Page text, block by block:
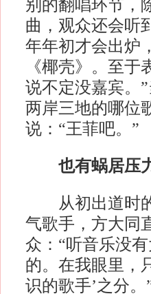
别的翻唱环节，
曲，观众还会听
年年初才会出炉
《椰壳》。至
说不定没嘉宾。
两岸三地的哪位
说：“王菲吧。”
也有蜗居压
从初出道时的
气歌手，方大同
众：“听音乐没
的。在我眼里，
识的歌手’之分